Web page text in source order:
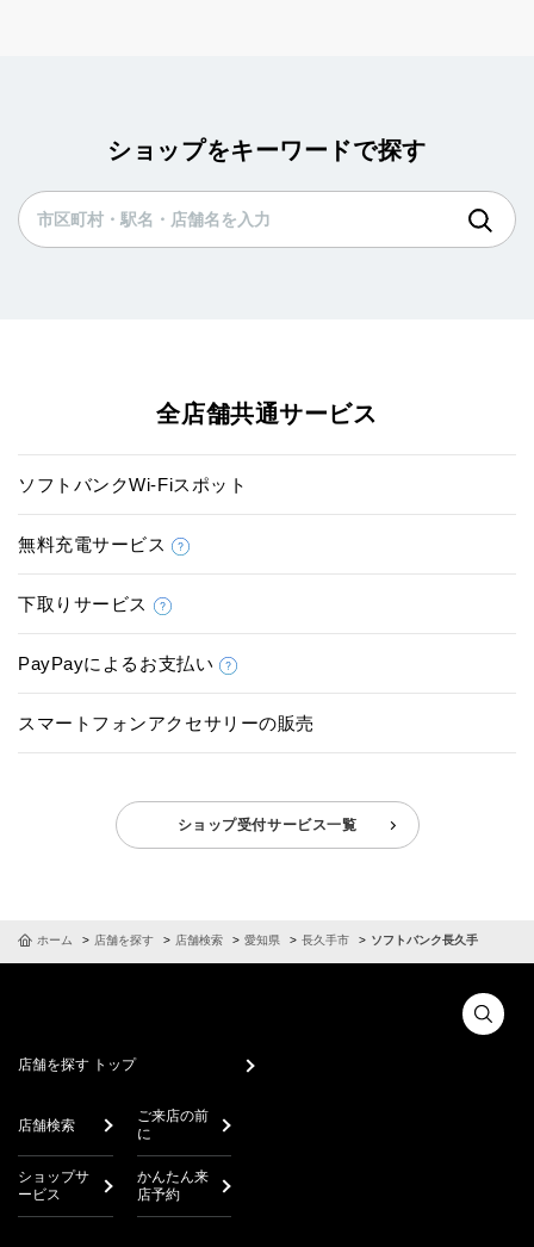
ショップをキーワードで探す
全店舗共通サービス
ソフトバンクWi-Fiスポット
無料充電サービス
下取りサービス
PayPayによるお支払い
スマートフォンアクセサリーの販売
ショップ受付サービス一覧
ホーム 店舗を探す 店舗検索 愛知県 長久手市 ソフトバンク長久手
店舗を探す トップ
店舗検索
ご来店の前
に
ショップサ
ービス
かんたん来
店予約